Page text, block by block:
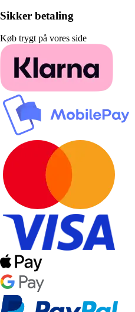
Sikker betaling
Køb trygt på vores side